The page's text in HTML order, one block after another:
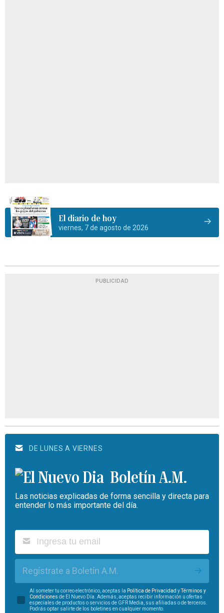
El diario de hoy
viernes, 7 de agosto de 2026
PUBLICIDAD
DE LUNES A VIERNES
Boletín A.M.
Las noticias explicadas de forma sencilla y directa para
entender lo más importante del día.
Regístrate a Boletín A.M.
Al someter tu correo electrónico, aceptas la Política de Privacidad yTérminos y
Condiciones de El Nuevo Día. Además, aceptas recibir información u ofertas
especiales de productos o servicios de GFR Media, sus afiliadas o de terceros.
Podrás optar salirte de los boletines en cualquier momento.